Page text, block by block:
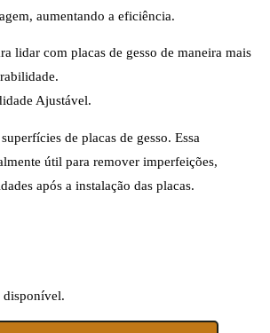
aumentando a eficiência.
lidar com placas de gesso de maneira mais
Ajustável.
de placas de gesso. Essa
útil para remover imperfeições,
após a instalação das placas.
disponível.